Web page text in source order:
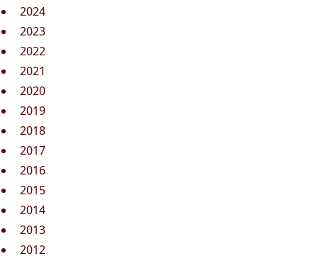
2024
2023
2022
2021
2020
2019
2018
2017
2016
2015
2014
2013
2012